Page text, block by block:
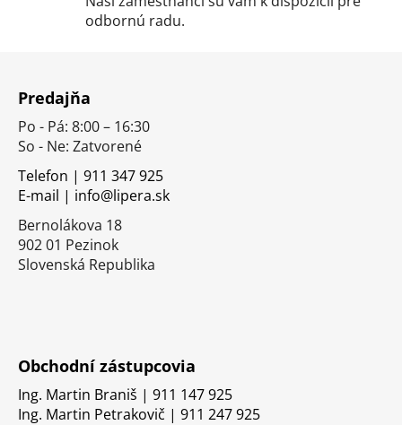
odbornú radu.
Predajňa
Po - Pá: 8:00 – 16:30
So - Ne: Zatvorené
Telefon | 911 347 925
E-mail | info@lipera.sk
Bernolákova 18
902 01 Pezinok
Slovenská Republika
Obchodní zástupcovia
Ing. Martin Braniš | 911 147 925
Ing. Martin Petrakovič | 911 247 925